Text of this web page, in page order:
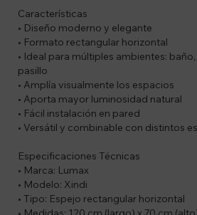
Características
• Diseño moderno y elegante
• Formato rectangular horizontal
• Ideal para múltiples ambientes:
pasillo
• Amplía visualmente los espacios
• Aporta mayor luminosidad natural
• Fácil instalación en pared
• Versátil y combinable con distintos
Especificaciones Técnicas
• Marca: Lumax
• Modelo: Xindi
• Tipo: Espejo rectangular horizontal